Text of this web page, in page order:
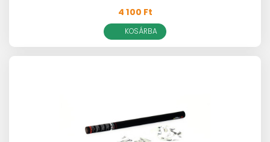
4 100 Ft
KOSÁRBA